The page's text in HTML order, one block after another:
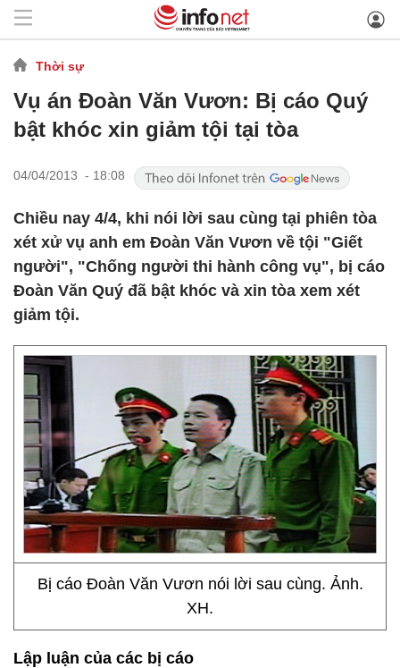
Thời sự
Vụ án Đoàn Văn Vươn: Bị cáo Quý
bật khóc xin giảm tội tại tòa
04/04/2013 - 18:08
Chiều nay 4/4, khi nói lời sau cùng tại phiên tòa
xét xử vụ anh em Đoàn Văn Vươn về tội "Giết
người", "Chống người thi hành công vụ", bị cáo
Đoàn Văn Quý đã bật khóc và xin tòa xem xét
giảm tội.
Bị cáo Đoàn Văn Vươn nói lời sau cùng. Ảnh.
XH.
Lập luận của các bị cáo